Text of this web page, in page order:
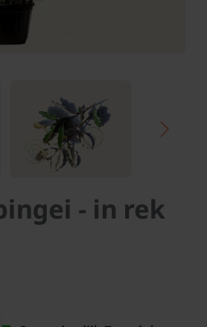
- in rek